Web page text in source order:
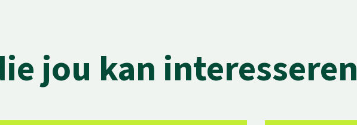
jou kan interesseren